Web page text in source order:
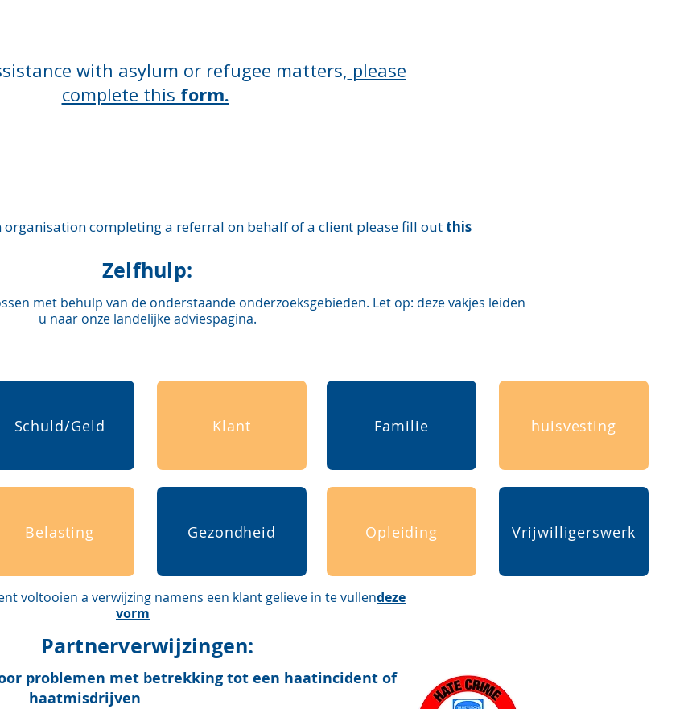
with asylum or refugee matters, please
complete this form.
completing a referral on behalf of a client please fill out this
Zelfhulp:
met behulp van de onderstaande onderzoeksgebieden. Let op: deze vakjes leiden
u naar onze landelijke adviespagina.
Schuld/Geld Klant Familie huisvesting
Belasting Gezondheid Opleiding
voltooien a verwijzing namens een klant gelieve in te vullendeze
vorm
Partnerverwijzingen:
Vrijwilligerswerk
problemen met betrekking tot een haatincident of
haatmisdrijven